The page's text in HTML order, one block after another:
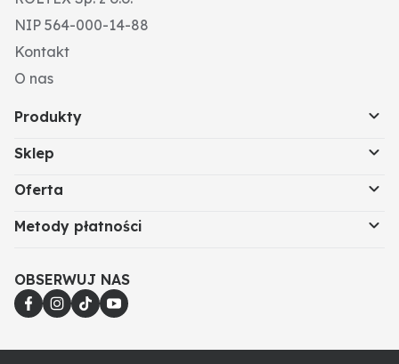
NIP 564-000-14-88
Kontakt
O nas
Produkty
Sklep
Oferta
Metody płatności
OBSERWUJ NAS